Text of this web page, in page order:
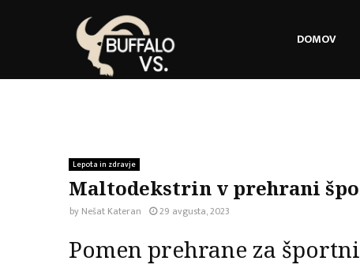
DOMOV
Lepota in zdravje
Maltodekstrin v prehrani
by Nešat Kateran 29 avgusta, 2023
Pomen prehrane za